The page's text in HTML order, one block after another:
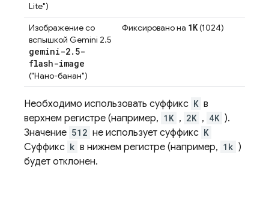
Lite")
Изображение со
вспышкой Gemini 2.5
gemini-2. 5-
flash-image
("Нано-банан")
Фиксировано на 1K(1024)
Необходимо использовать суффикс K в
верхнем регистре (например, 1K , 2K , 4K ).
Значение 512 не использует суффикс K
Суффикс k в нижнем регистре (например, 1k )
будет отклонен.